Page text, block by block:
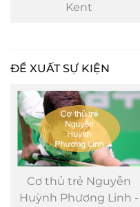
Kent
ĐỀ XUẤT SỰ KIỆN
Cơ thủ trẻ Nguyễn
Huỳnh Phương Linh -